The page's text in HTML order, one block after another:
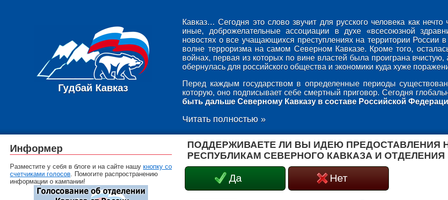
Гудбай Кавказ
Кавказ… Сегодня это слово звучит для русского человека как
иные, доброжелательные ассоциации в духе «всесоюзной
новостях о все учащающихся преступлениях на территории России
волне терроризма на самом Северном Кавказе. Кроме того,
войнах, первая из которых по вине властей была проиграна
обернулась для российского общества и экономики куда хуже
Перед каждым государством в определенные периоды
которую, оно подписывает себе смертный приговор. Сегодня
быть дальше Северному Кавказу в составе Российской
Читать полностью »
ПОДДЕРЖИВАЕТЕ ЛИ ВЫ ИДЕЮ
РЕСПУБЛИКАМ СЕВЕРНОГО КАВКАЗА И ОТДЕЛЕНИЯ
Да Нет
Информер
Разместите у себя в блоге и на сайте нашу кнопку со
счетчиками голосов. Помогите распространению
информации о кампании!